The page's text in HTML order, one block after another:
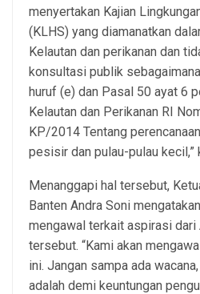
menyertakan Kajian
(KLHS) yang diamanatkan
Kelautan dan perikanan dan
konsultasi publik
huruf (e) dan Pasal 50 ayat 6
Kelautan dan Perikanan RI
KP/2014 Tentang
pesisir dan pulau-pulau kecil,”
Menanggapi hal tersebut,
Banten Andra Soni
mengawal terkait aspirasi dari
tersebut. “Kami akan
ini. Jangan sampa ada
adalah demi keuntungan